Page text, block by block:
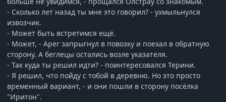
- Сколько лет назад ты мне это говорил? - ухмыльнулся
извозчик.
- Может быть встретимся ещё.
- Может, - Арег запрыгнул в повозку и поехал в обратную
сторону. А беглецы остались возле указателя.
- Так куда ты решил идти? - поинтересовался Терини.
- Я решил, что пойду с тобой в деревню. Но это просто
временный вариант, - и они пошли в сторону посёлка
"Иритон".